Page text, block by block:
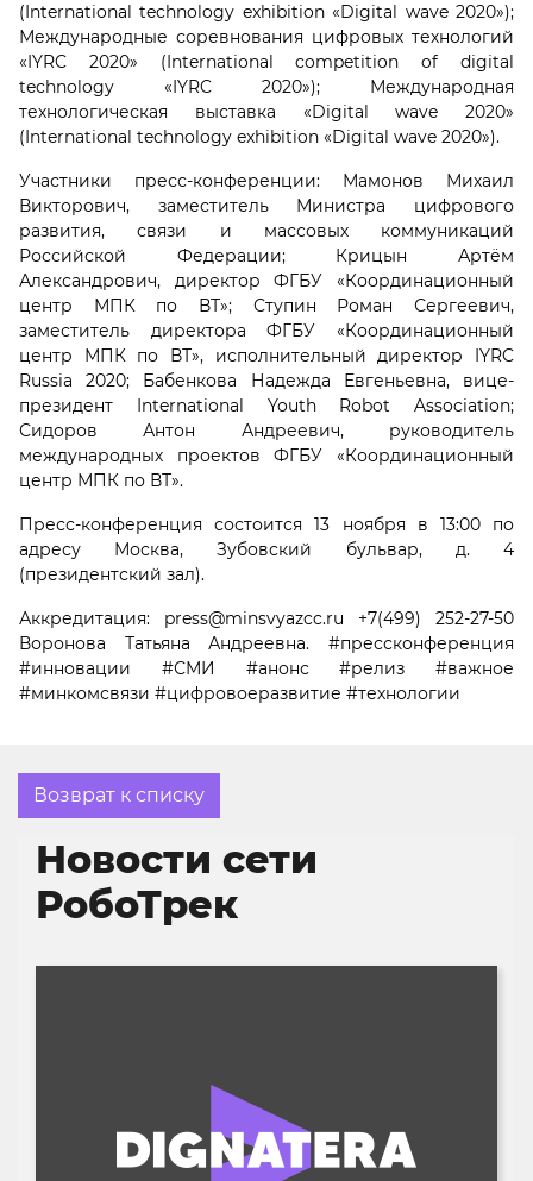
(International technology exhibition «Digital wave 2020»);
Международные соревнования цифровых технологий
«IYRC 2020» (International competition of digital
technology «IYRC 2020»); Международная
технологическая выставка «Digital wave 2020»
(International technology exhibition «Digital wave 2020»).
Участники пресс-конференции: Мамонов Михаил
Викторович, заместитель Министра цифрового
развития, связи и массовых коммуникаций
Российской Федерации; Крицын Артём
Александрович, директор ФГБУ «Координационный
центр МПК по ВТ»; Ступин Роман Сергеевич,
заместитель директора ФГБУ «Координационный
центр МПК по ВТ», исполнительный директор IYRC
Russia 2020; Бабенкова Надежда Евгеньевна, вице-
президент International Youth Robot Association;
Сидоров Антон Андреевич, руководитель
международных проектов ФГБУ «Координационный
центр МПК по ВТ».
Пресс-конференция состоится 13 ноября в 13:00 по
адресу Москва, Зубовский бульвар, д. 4
(президентский зал).
Аккредитация: press@minsvyazcc.ru +7(499) 252-27-50
Воронова Татьяна Андреевна. #прессконференция
#инновации #СМИ #анонс #релиз #важное
#минкомсвязи #цифровоеразвитие #технологии
Возврат к списку
Новости сети
РобоТрек